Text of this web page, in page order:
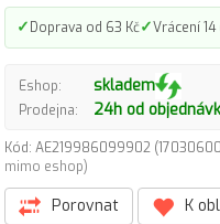
✓Doprava od 63 Kč✓Vrácení 14
Eshop: skladem
Prodejna: 24h od
Kód: AE219986099902
mimo eshop)
Porovnat K